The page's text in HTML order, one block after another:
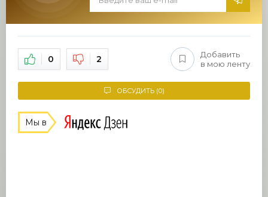
0 2
Добавить
в мою ленту
ОБСУДИТЬ (0)
Мы в